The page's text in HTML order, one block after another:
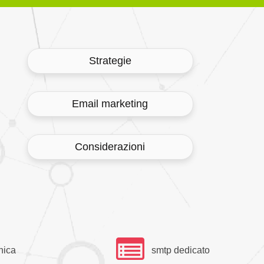
Strategie
Email marketing
Considerazioni
smtp dedicato